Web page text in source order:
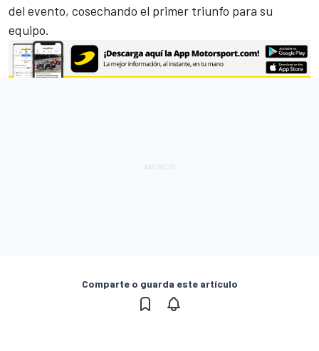
del evento, cosechando el primer triunfo para su
equipo.
Comparte o guarda este artículo